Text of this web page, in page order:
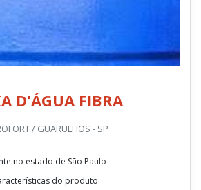
D'ÁGUA FIBRA
/ GUARULHOS - SP
no estado de São Paulo
do produto